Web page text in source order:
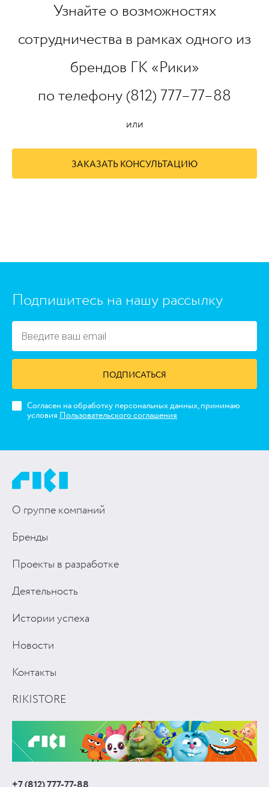
Узнайте о возможностях
сотрудничества в рамках одного из
брендов ГК «Рики»
по телефону (812) 777–77–88
или
ЗАКАЗАТЬ КОНСУЛЬТАЦИЮ
Подпишитесь на нашу рассылку
ПОДПИСАТЬСЯ
Согласен на обработку персональных данных, принимаю
условия Пользовательского соглашения
О группе компаний
Бренды
Проекты в разработке
Деятельность
Истории успеха
Новости
Контакты
RIKISTORE